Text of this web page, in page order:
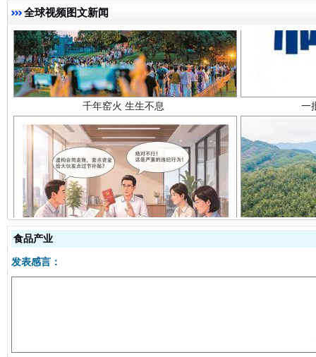
全球视频图文新闻
揭开“小金库”的免责幌子
食品产业
发表感言：